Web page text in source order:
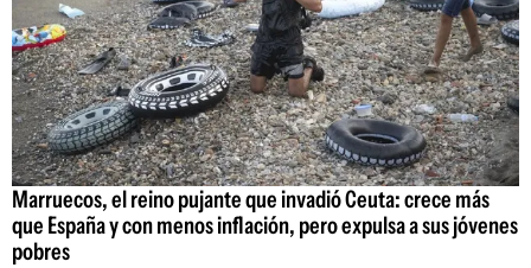
Marruecos, el reino pujante que invadió Ceuta: crece más
que España y con menos inflación, pero expulsa a sus jóvenes
pobres